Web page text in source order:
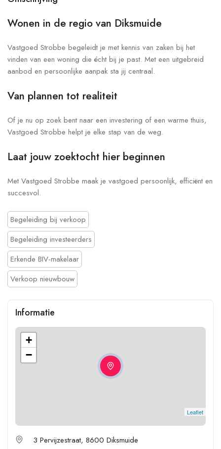
Wonen in de regio van Diksmuide
Vastgoed Strobbe begeleidt je met kennis van zaken bij het
vinden van een woning die écht bij je past. Met een uitgebreid
aanbod en persoonlijke aanpak sta jij centraal.
Van plannen tot realiteit
Of je nu op zoek bent naar een investering of een warme thuis,
Vastgoed Strobbe helpt je elke stap van de weg.
Laat jouw zoektocht hier beginnen
Met Vastgoed Strobbe maak je vastgoed persoonlijk, efficiënt en
succesvol.
Begeleiding bij verkoop
Begeleiding investeerders
Erkende BIV-makelaar
Verkoop nieuwbouw
Informatie
+
−
Leaflet
3 Pervijzestraat, 8600 Diksmuide